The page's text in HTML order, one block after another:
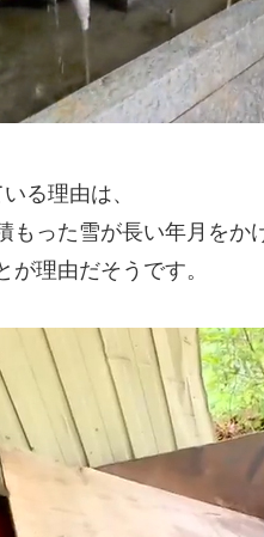
る理由は、
もった雪が長い年月をか
が理由だそうです。